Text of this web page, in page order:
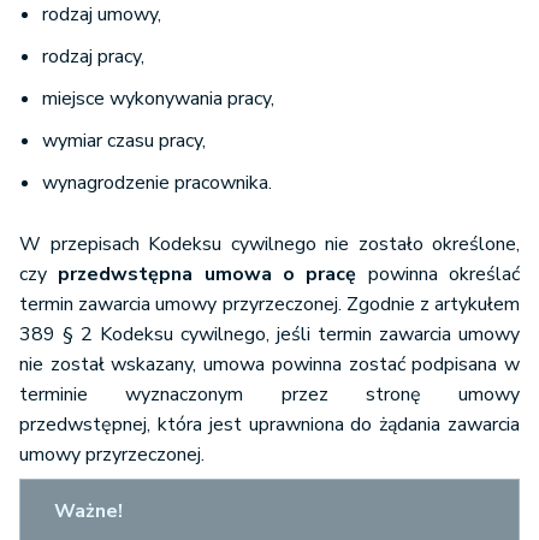
rodzaj umowy,
rodzaj pracy,
miejsce wykonywania pracy,
wymiar czasu pracy,
wynagrodzenie pracownika.
W przepisach Kodeksu cywilnego nie zostało określone,
czy przedwstępna umowa o pracę powinna określać
termin zawarcia umowy przyrzeczonej. Zgodnie z artykułem
389 § 2 Kodeksu cywilnego, jeśli termin zawarcia umowy
nie został wskazany, umowa powinna zostać podpisana w
terminie wyznaczonym przez stronę umowy
przedwstępnej, która jest uprawniona do żądania zawarcia
umowy przyrzeczonej.
Ważne!